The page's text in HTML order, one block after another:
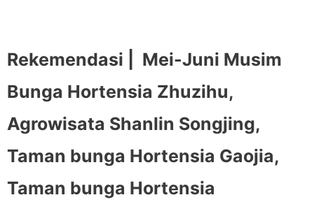
Rekemendasi |
Mei-Juni Musim
Bunga Hortensia Zhuzihu,
Agrowisata Shanlin Songjing,
Taman bunga Hortensia Gaojia,
Taman bunga Hortensia